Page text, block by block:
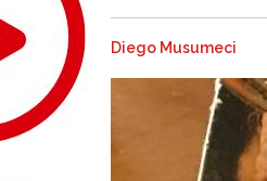
Diego Musumeci